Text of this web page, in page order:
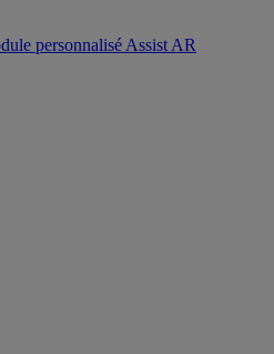
personnalisé Assist AR